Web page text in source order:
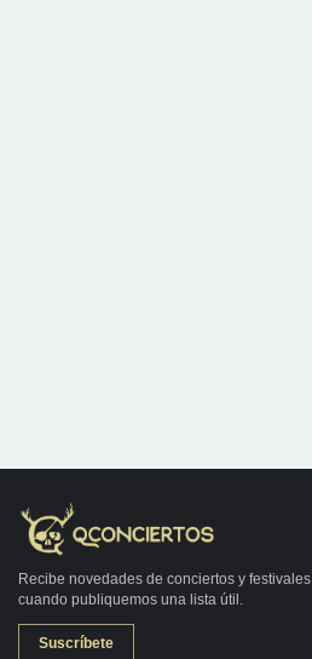
Recibe novedades de conciertos y festivales
cuando publiquemos una lista útil.
Suscríbete